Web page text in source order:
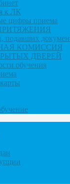
к ЛК
цифры приема
подавших
КОМИССИЯ
ДВЕРЕЙ
обучения